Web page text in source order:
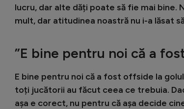
lucru, dar alte dăți poate să fie mai
mult, dar atitudinea noastră nu i-a lăsat
”E bine pentru noi că a
E bine pentru noi că a fost offside la
toți jucătorii au făcut ceea ce trebuia.
așa e corect, nu pentru că așa decide